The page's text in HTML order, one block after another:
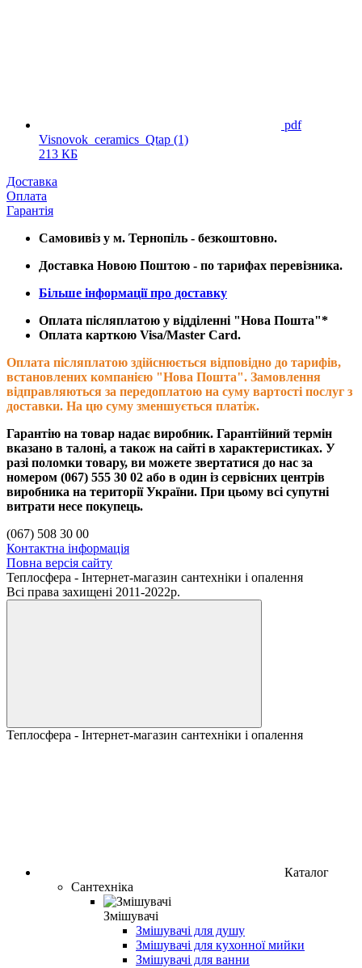
pdf
Visnovok_ceramics_Qtap (1)
213 КБ
Доставка
Оплата
Гарантія
Самовивіз у м. Тернопіль - безкоштовно.
Доставка Новою Поштою - по тарифах перевізника.
Більше інформації про доставку
Оплата післяплатою у відділенні "Нова Пошта"*
Оплата карткою Visa/Master Card.
Оплата післяплатою здійснюється відповідно до тарифів,
встановлених компанією "Нова Пошта". Замовлення
відправляються за передоплатою на суму вартості послуг з
доставки. На цю суму зменшується платіж.
Гарантію на товар надає виробник. Гарантійний термін
вказано в талоні, а також на сайті в характеристиках. У
разі поломки товару, ви можете звертатися до нас за
номером (067) 555 30 02 або в один із сервісних центрів
виробника на території України. При цьому всі супутні
витрати несе покупець.
(067) 508 30 00
Контактна інформація
Повна версія сайту
Теплосфера - Інтернет-магазин сантехніки і опалення
Всі права захищені 2011-2022р.
Теплосфера - Інтернет-магазин сантехніки і опалення
Каталог
Сантехніка
Змішувачі
Змішувачі для душу
Змішувачі для кухонної мийки
Змішувачі для ванни